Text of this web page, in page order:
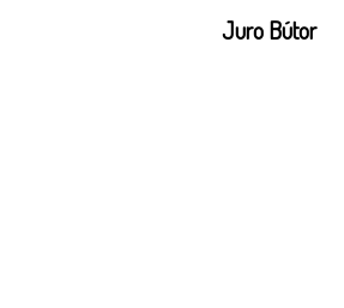
Juro Bútor